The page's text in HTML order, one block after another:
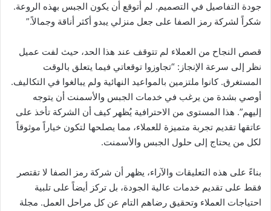
جودة التفاصيل في التصميم. لم أتوقع أن يكون الجبس بهذه الروعة.
شكراً لشركة رمز الصفا على جعل منزلي يبدو أكثر أناقة وجمالاً.”
قصص النجاح من العملاء لم تتوقف عند هذا الحد، حيث لفت عميل
نظر إلى سرعة الإنجاز: “تجاوزوا توقعاتي فيما يتعلق بالوقت
المستغرق. كانوا ملتزمين بالمواعيد النهائية ولم يبالغوا في التكاليف.
أوصي بشدة من يرغب في خدمات الجبس والأسمنت أن يتوجه
إليهم”. هذا المستوى من الاحترافية يُظهر كيف أن الشركة تأخذ على
عاتقها تقديم تجربة متميزة للعملاء، مما يصلحها لتكون خياراً موثوقاً
لكل من يحتاج إلى حلول الجبس والأسمنت.
بناءً على هذه التعليقات والآراء، يظهر أن شركة رمز الصفا لا تقتصر
فقط على تقديم خدمات عالية الجودة، بل تركز أيضاً على تلبية
احتياجات العملاء وتحقيق رضاهم التام عن كل مراحل العمل. مجلة